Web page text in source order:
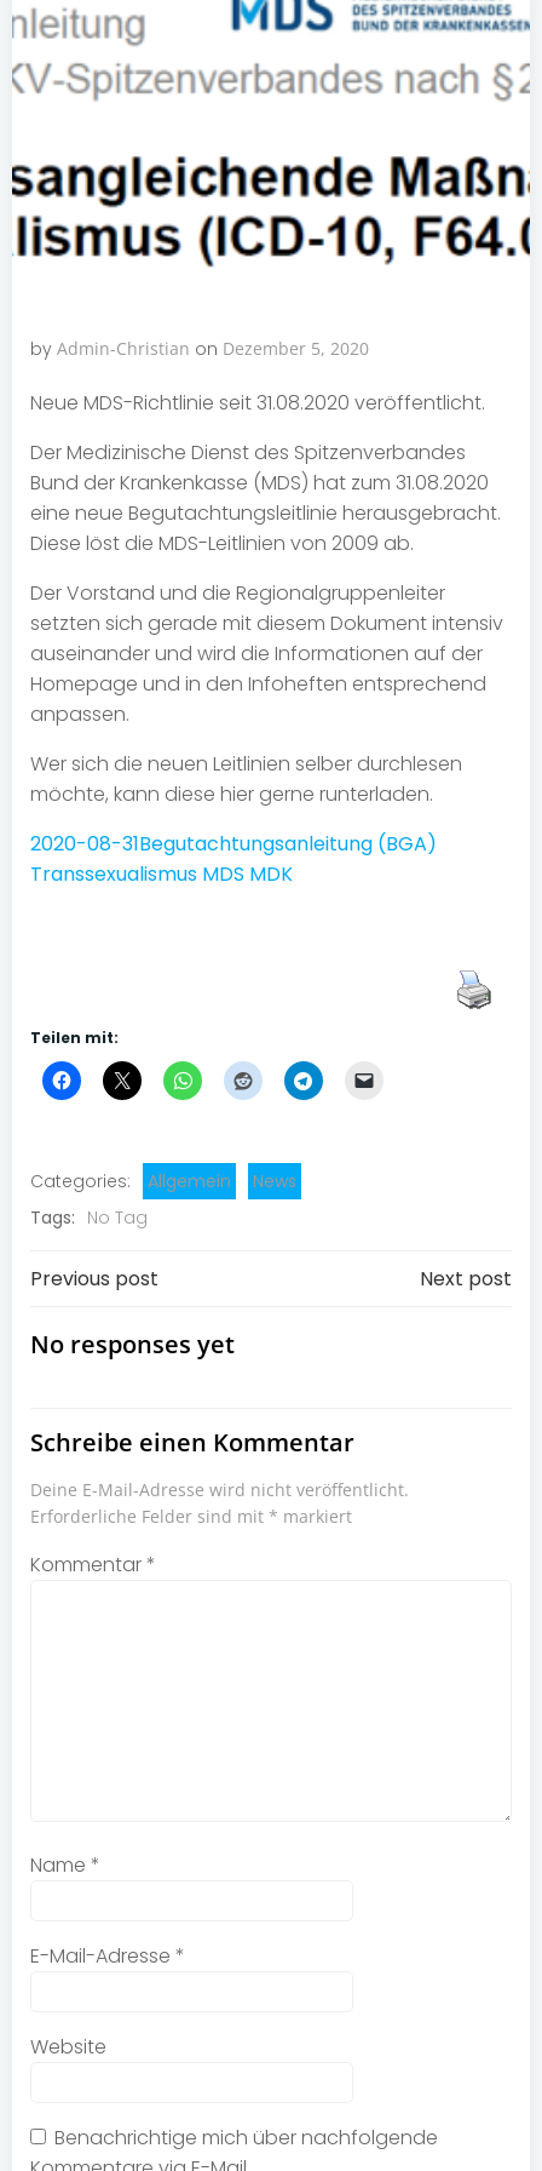
by Admin-Christian on Dezember 5, 2020
Neue MDS-Richtlinie seit 31.08.2020 veröffentlicht.
Der Medizinische Dienst des Spitzenverbandes
Bund der Krankenkasse (MDS) hat zum 31.08.2020
eine neue Begutachtungsleitlinie herausgebracht.
Diese löst die MDS-Leitlinien von 2009 ab.
Der Vorstand und die Regionalgruppenleiter
setzten sich gerade mit diesem Dokument intensiv
auseinander und wird die Informationen auf der
Homepage und in den Infoheften entsprechend
anpassen.
Wer sich die neuen Leitlinien selber durchlesen
möchte, kann diese hier gerne runterladen.
2020-08-31Begutachtungsanleitung (BGA)
Transsexualismus MDS MDK
Teilen mit:
Categories: Allgemein
News
Tags: No Tag
Post
navigation
Previous post Next post
No responses yet
Schreibe einen Kommentar
Deine E-Mail-Adresse wird nicht veröffentlicht.
Erforderliche Felder sind mit * markiert
Kommentar*
Name *
E-Mail-Adresse *
Website
Benachrichtige mich über nachfolgende